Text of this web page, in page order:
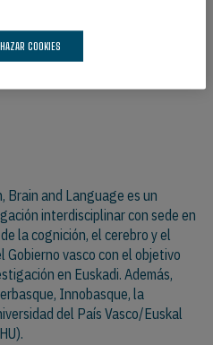
el BCBL busca mujeres sin
en Donostia y alrededores. Se
correo electrónico
Brain and Language es un
interdisciplinar con sede en
la cognición, el cerebro y el
Gobierno vasco con el objetivo
en Euskadi. Además,
Innobasque, la
del País Vasco/Euskal
COOKIES